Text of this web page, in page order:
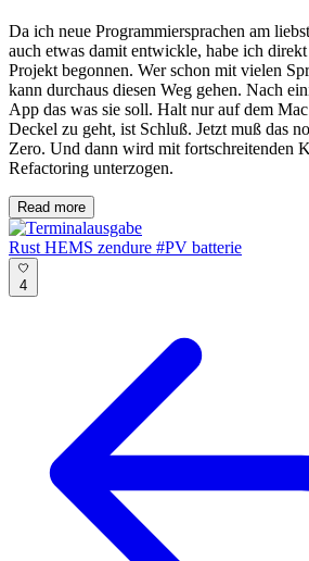
Da ich neue Programmiersprachen am
auch etwas damit entwickle, habe ich
Projekt begonnen. Wer schon mit vielen
kann durchaus diesen Weg gehen. Nach
App das was sie soll. Halt nur auf dem
Deckel zu geht, ist Schluß. Jetzt muß das
Zero. Und dann wird mit fortschreitenden
Refactoring unterzogen.
Read more
Rust HEMS zendure #PV batterie
4